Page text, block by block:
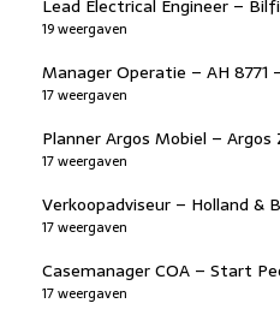
Lead Electrical Engineer –
19 weergaven
Manager Operatie – AH 8771
17 weergaven
Planner Argos Mobiel –
17 weergaven
Verkoopadviseur – Holland &
17 weergaven
Casemanager COA – Start
17 weergaven